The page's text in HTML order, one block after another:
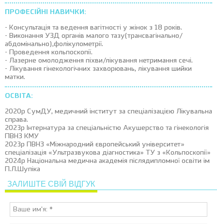
ПРОФЕСІЙНІ НАВИЧКИ:
- Консультація та ведення вагітності у жінок з 18 років.
- Виконання УЗД органів малого тазу(трансвагінально/
абдомінально),фолікулометрії.
- Проведення кольпоскопії.
- Лазерне омолодження піхви/лікування нетримання сечі.
- Лікування гінекологічних захворювань, лікування шийки
матки.
ОСВІТА:
2020р СумДУ, медичний інститут за спеціалізацією Лікувальна
справа.
2023р Інтернатура за спеціальністю Акушерство та гінекологія
ПВНЗ КМУ
2023р ПВНЗ «Міжнародний європейський університет»
спеціалізація «Ультразвукова діагностика» ТУ з «Кольпоскопії»
2024р Національна медична академія післядипломної освіти ім
П.Л.Шупіка
ЗАЛИШТЕ СВІЙ ВІДГУК